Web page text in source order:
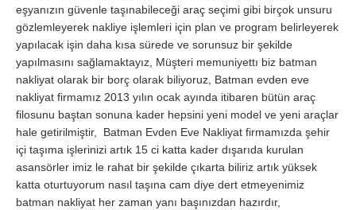
eşyanızın güvenle taşınabileceği araç seçimi gibi birçok unsuru
gözlemleyerek nakliye işlemleri için plan ve program belirleyerek
yapılacak işin daha kısa sürede ve sorunsuz bir şekilde
yapılmasını sağlamaktayız, Müşteri memuniyettı biz batman
nakliyat olarak bir borç olarak biliyoruz, Batman evden eve
nakliyat firmamız 2013 yılın ocak ayında itibaren bütün araç
filosunu baştan sonuna kader hepsini yeni model ve yeni araçlar
hale getirilmiştir, Batman Evden Eve Nakliyat firmamızda şehir
içi taşıma işlerinizi artık 15 ci katta kader dışarıda kurulan
asansörler imiz le rahat bir şekilde çıkarta biliriz artık yüksek
katta oturtuyorum nasıl taşına cam diye dert etmeyenimiz
batman nakliyat her zaman yanı başınızdan hazırdır,